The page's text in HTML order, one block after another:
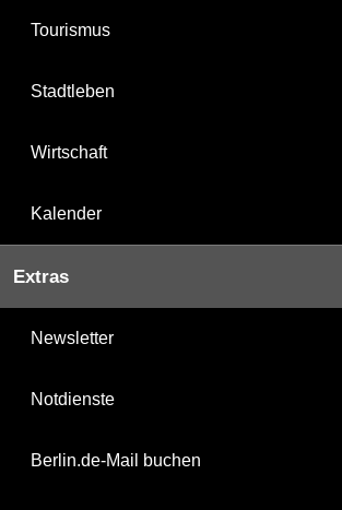
Tourismus
Stadtleben
Wirtschaft
Kalender
Extras
Newsletter
Notdienste
Berlin.de-Mail buchen